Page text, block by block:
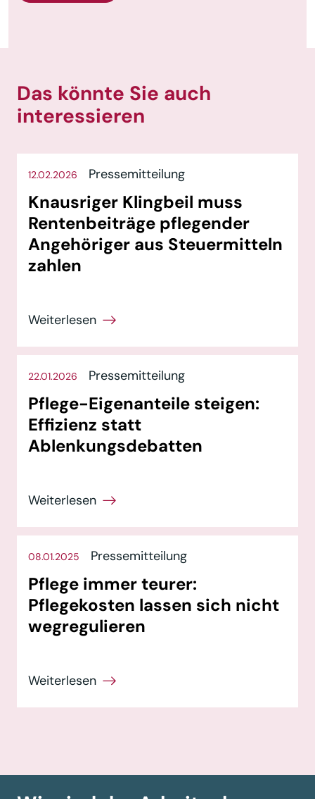
Das könnte Sie auch
interessieren
12.02.2026 Pressemitteilung
Knausriger Klingbeil muss
Rentenbeiträge pflegender
Angehöriger aus Steuermitteln
zahlen
22.01.2026 Pressemitteilung
Pflege-Eigenanteile steigen:
Effizienz statt
Ablenkungsdebatten
08.01.2025 Pressemitteilung
Pflege immer teurer:
Pflegekosten lassen sich nicht
wegregulieren